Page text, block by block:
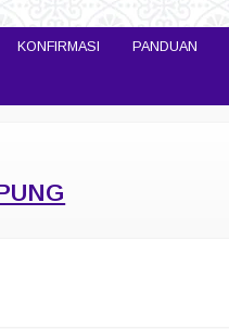
KONFIRMASI PANDUAN